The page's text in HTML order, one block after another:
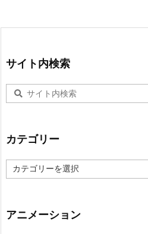
サイト内検索
カテゴリー
テ
ー
アニメーション